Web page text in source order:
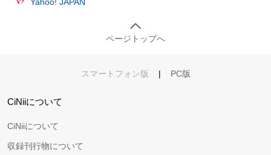
ページトップへ
スマートフォン版 | PC版
CiNiiについて
CiNiiについて
収録刊行物について